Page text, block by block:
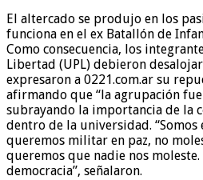
El altercado se produjo en los
funciona en el ex Batallón de
Como consecuencia, los
Libertad (UPL) debieron
expresaron a 0221.com.ar su
afirmando que “la agrupación fue
subrayando la importancia de la
dentro de la universidad.
queremos militar en paz, no
queremos que nadie nos moleste.
democracia”, señalaron.